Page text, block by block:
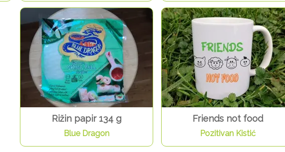
Rižin papir 134 g
Blue Dragon
Friends not food
Pozitivan Kistić